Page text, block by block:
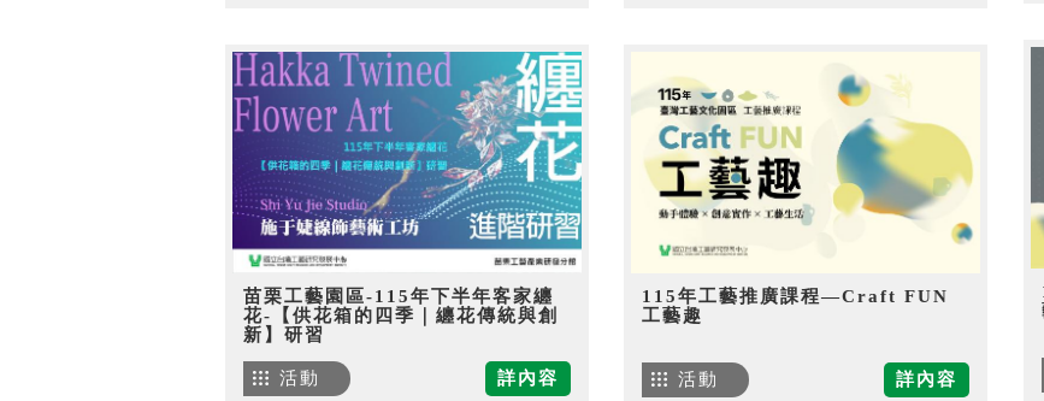
苗栗工藝園區-115年下半年客家纏
花-【供花箱的四季｜纏花傳統與創
新】研習
詳內容
活動
115年工藝推廣課程—Craft FUN
工藝趣
詳內容
活動